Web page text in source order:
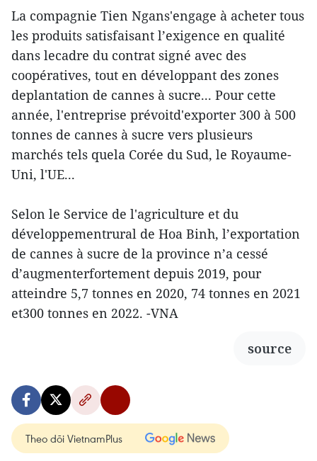
La compagnie Tien Ngans'engage à acheter tous
les produits satisfaisant l’exigence en qualité
dans lecadre du contrat signé avec des
coopératives, tout en développant des zones
deplantation de cannes à sucre... Pour cette
année, l'entreprise prévoitd'exporter 300 à 500
tonnes de cannes à sucre vers plusieurs
marchés tels quela Corée du Sud, le Royaume-
Uni, l'UE...
Selon le Service de l'agriculture et du
développementrural de Hoa Binh, l’exportation
de cannes à sucre de la province n’a cessé
d’augmenterfortement depuis 2019, pour
atteindre 5,7 tonnes en 2020, 74 tonnes en 2021
et300 tonnes en 2022. -VNA
source
Theo dõi VietnamPlus